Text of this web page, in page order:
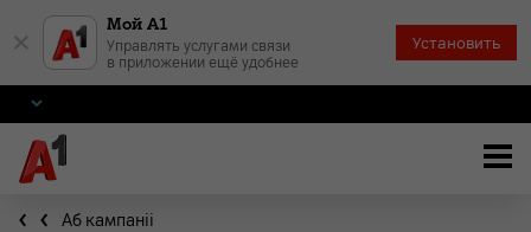
Мой А1
Управлять услугами связи
в приложении ещё удобнее
Установить
Аб кампаніі